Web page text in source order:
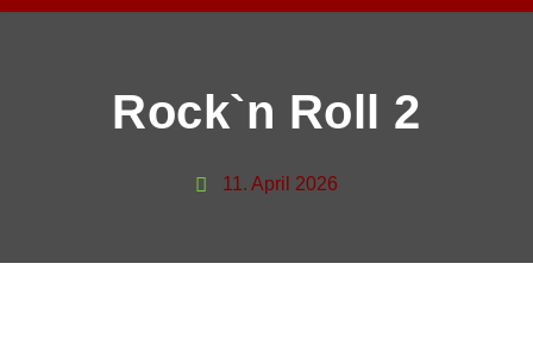
Rock`n Roll 2
11. April 2026